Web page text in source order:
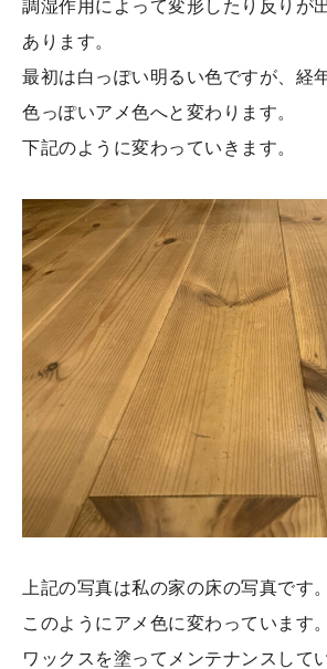
調湿作用によって変形したり反りが
あります。
最初は白っぽい明るい色ですが、経
色っぽいアメ色へと変わります。
下記のように変わっていきます。
上記の写真は私の家の床の写真です
このようにアメ色に変わっています
ワックスを塗ってメンテナンスして